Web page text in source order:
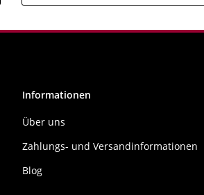
Informationen
Über uns
Zahlungs- und Versandinformationen
Blog